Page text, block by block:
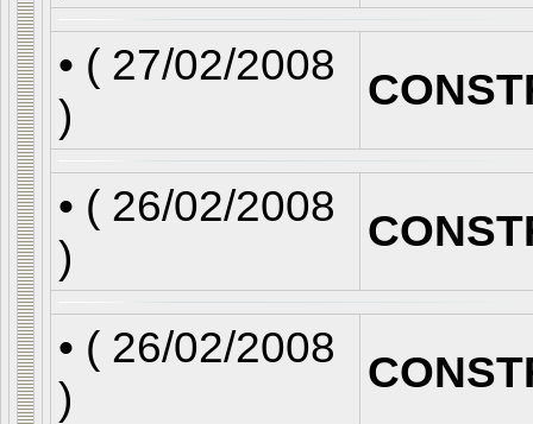
• ( 27/02/2008
)
• ( 26/02/2008
)
• ( 26/02/2008
)